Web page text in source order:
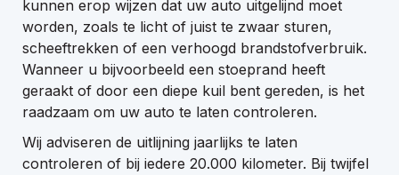
+31-416-365305
info@autobedrijfvanos.nl
Adres
De Hoogt 12a
kunnen erop wijzen dat uw auto uitgelijnd moet
worden, zoals te licht of juist te zwaar sturen,
scheeftrekken of een verhoogd brandstofverbruik.
Wanneer u bijvoorbeeld een stoeprand heeft
geraakt of door een diepe kuil bent gereden, is het
raadzaam om uw auto te laten controleren.
Wij adviseren de uitlijning jaarlijks te laten
controleren of bij iedere 20.000 kilometer. Bij twijfel